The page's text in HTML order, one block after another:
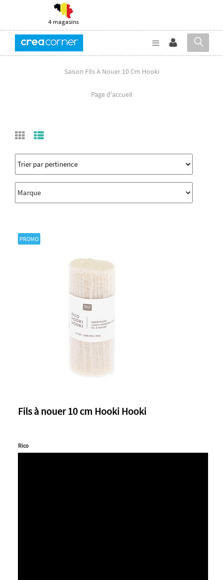
4 magasins
Saison Fils À Nouer 10 Cm Hooki
Page d'accueil
PROMO
Fils à nouer 10 cm Hooki Hooki
Rico